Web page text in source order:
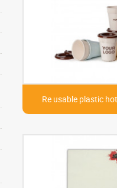
Re usable plastic